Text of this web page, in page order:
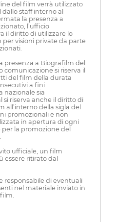
del film verrà utilizzato
staff interno al
la presenza a
l’ufficio
il diritto di utilizzare lo
visioni private da parte
presenza a Biografilm del
comunicazione si riserva il
del film della durata
a fini
nazionale sia
si riserva anche il diritto di
all’interno della sigla del
promozionali e non
in apertura di ogni
la promozione del
ufficiale, un film
essere ritirato dal
responsabile di eventuali
nel materiale inviato in